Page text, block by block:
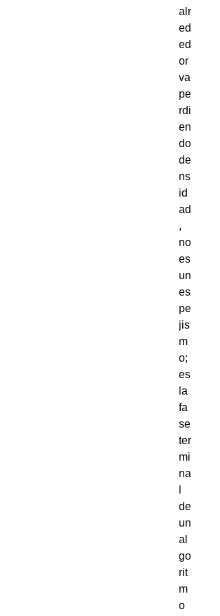
alr
ed
ed
or
va
pe
rdi
en
do
de
ns
id
ad
,
no
es
un
es
pe
jis
m
o;
es
la
fa
se
ter
mi
na
de
un
al
go
rit
m
o